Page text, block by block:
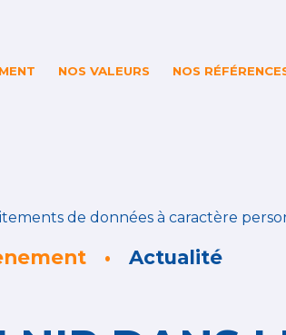
NOS VALEURS NOS
de données à caractère
Actualité